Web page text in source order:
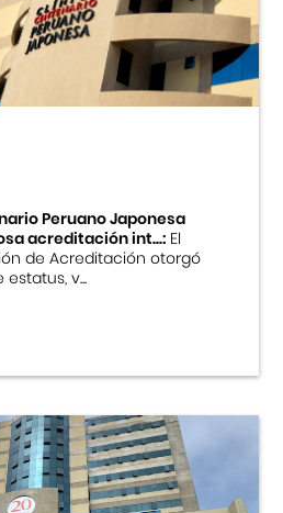
Japonés
Japonesa
Peruano Japonesa
acreditación int...:El
de Acreditación otorgó
v...